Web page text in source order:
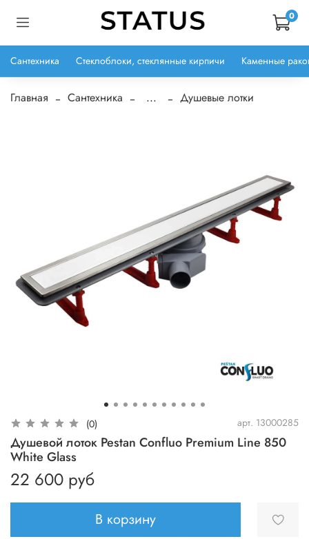
0
Сантехника Стеклоблоки, стеклянные кирпичи Каменные
Главная Сантехника ... Душевые лотки
(0) арт. 13000285
Душевой лоток Pestan Confluo Premium Line 850
White Glass
22 600 руб
В корзину